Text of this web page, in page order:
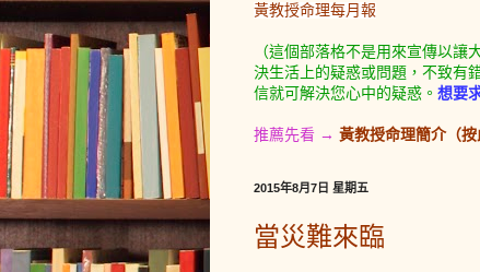
黃教授命理每月報
（這個部落格不是用來宣傳以
決生活上的疑惑或問題，不致有
信就可解決您心中的疑惑。 想要
推薦先看 → 黃教授命理簡介（按
2015年8月7日 星期五
當災難來臨